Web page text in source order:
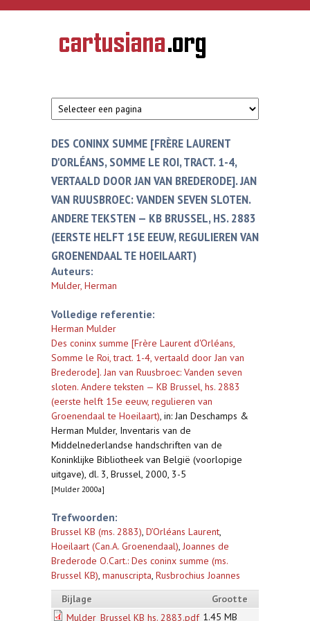
Overslaan en naar de inhoud gaan
CARTUSIANA
Geschiedenis
van de
DES CONINX SUMME [FRÈRE LAURENT
D'ORLÉANS, SOMME LE ROI, TRACT. 1-4,
VERTAALD DOOR JAN VAN BREDERODE]. JAN
VAN RUUSBROEC: VANDEN SEVEN SLOTEN.
ANDERE TEKSTEN — KB BRUSSEL, HS. 2883
(EERSTE HELFT 15E EEUW, REGULIEREN VAN
GROENENDAAL TE HOEILAART)
Auteurs:
Mulder, Herman
Volledige referentie:
Herman Mulder
Des coninx summe [Frère Laurent d'Orléans,
Somme le Roi, tract. 1-4, vertaald door Jan van
Brederode]. Jan van Ruusbroec: Vanden seven
sloten. Andere teksten — KB Brussel, hs. 2883
(eerste helft 15e eeuw, regulieren van
Groenendaal te Hoeilaart), in: Jan Deschamps &
Herman Mulder, Inventaris van de
Middelnederlandse handschriften van de
Koninklijke Bibliotheek van België (voorlopige
uitgave), dl. 3, Brussel, 2000, 3-5
[Mulder 2000a]
Trefwoorden:
Brussel KB (ms. 2883), D’Orléans Laurent,
Hoeilaart (Can.A. Groenendaal), Joannes de
Brederode O.Cart.: Des coninx summe (ms.
Brussel KB), manuscripta, Rusbrochius Joannes
Bijlage
Grootte
Mulder_Brussel KB hs. 2883.pdf 1.45 MB